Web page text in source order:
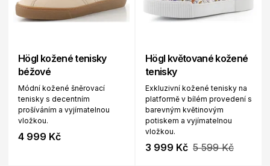
Högl kožené tenisky
béžové
Módní kožené šněrovací
tenisky s decentním
prošíváním a vyjímatelnou
vložkou.
4 999 Kč
Högl květované kožené
tenisky
Exkluzivní kožené tenisky na
platformě v bílém provedení s
barevným květinovým
potiskem a vyjímatelnou
vložkou.
3 999 Kč 5 599 Kč